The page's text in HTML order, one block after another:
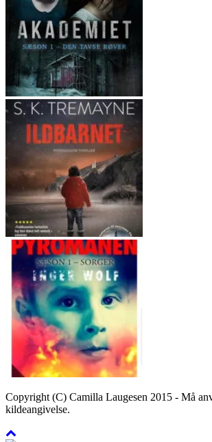
Copyright (C) Camilla Laugesen 2015 - Må
kildeangivelse.